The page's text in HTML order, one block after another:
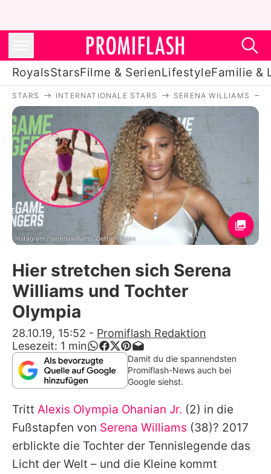
RoyalsStarsFilme & SerienLifestyleFamilie &
Royals
Stars
Filme & Serien
Lifestyle
Familie & Liebe
Promiflash Exklusiv
Alle Themen auf Promiflash
App runterladen
Team
Redaktionelle Richtlinien
Impressum
Datenschutzerklärung
Nutzungsbedingungen
STARS INTERNATIONALE STARS SERENA WILLIAMS
Instagram / serenawilliams, Getty Images
Hier stretchen sich Serena
Williams und Tochter
Olympia
28.10.19, 15:52 - Promiflash Redaktion
Lesezeit: 1 min
Damit du die spannendsten
Promiflash-News auch bei
Google siehst.
Tritt Alexis Olympia Ohanian Jr. (2) in die
Fußstapfen von Serena Williams (38)? 2017
erblickte die Tochter der Tennislegende das
Licht der Welt – und die Kleine kommt